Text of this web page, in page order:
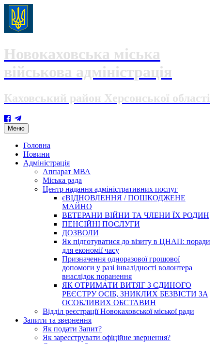
Новокаховська міська
військова адміністрація
Каховський район Херсонської області
Меню Skip
to
content
Головна
Новини
Адміністрація
Аппарат МВА
Міська рада
Центр надання адміністративних послуг
єВІДНОВЛЕННЯ / ПОШКОДЖЕНЕ
МАЙНО
ВЕТЕРАНИ ВІЙНИ ТА ЧЛЕНИ ЇХ РОДИН
ПЕНСІЙНІ ПОСЛУГИ
ДОЗВОЛИ
Як підготуватися до візиту в ЦНАП: поради
для економії часу
Призначення одноразової грошової
допомоги у разі інвалідності волонтера
внаслідок поранення
ЯК ОТРИМАТИ ВИТЯГ З ЄДИНОГО
РЕЄСТРУ ОСІБ, ЗНИКЛИХ БЕЗВІСТИ ЗА
ОСОБЛИВИХ ОБСТАВИН
Відділ реєстрації Новокаховської міської ради
Запити та звернення
Як подати Запит?
Як зареєструвати офіційне звернення?